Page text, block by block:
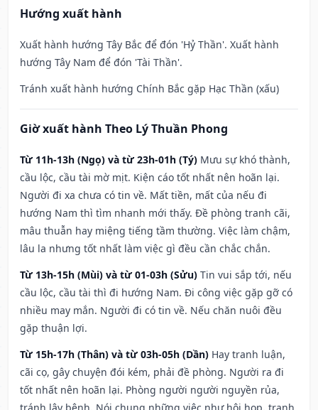
Hướng xuất hành
Xuất hành hướng Tây Bắc để đón 'Hỷ Thần'. Xuất hành
hướng Tây Nam để đón 'Tài Thần'.
Tránh xuất hành hướng Chính Bắc gặp Hạc Thần (xấu)
Giờ xuất hành Theo Lý Thuần Phong
Từ 11h-13h (Ngọ) và từ 23h-01h (Tý) Mưu sự khó thành,
cầu lộc, cầu tài mờ mịt. Kiện cáo tốt nhất nên hoãn lại.
Người đi xa chưa có tin về. Mất tiền, mất của nếu đi
hướng Nam thì tìm nhanh mới thấy. Đề phòng tranh cãi,
mâu thuẫn hay miệng tiếng tầm thường. Việc làm chậm,
lâu la nhưng tốt nhất làm việc gì đều cần chắc chắn.
Từ 13h-15h (Mùi) và từ 01-03h (Sửu) Tin vui sắp tới, nếu
cầu lộc, cầu tài thì đi hướng Nam. Đi công việc gặp gỡ có
nhiều may mắn. Người đi có tin về. Nếu chăn nuôi đều
gặp thuận lợi.
Từ 15h-17h (Thân) và từ 03h-05h (Dần) Hay tranh luận,
cãi cọ, gây chuyện đói kém, phải đề phòng. Người ra đi
tốt nhất nên hoãn lại. Phòng người người nguyền rủa,